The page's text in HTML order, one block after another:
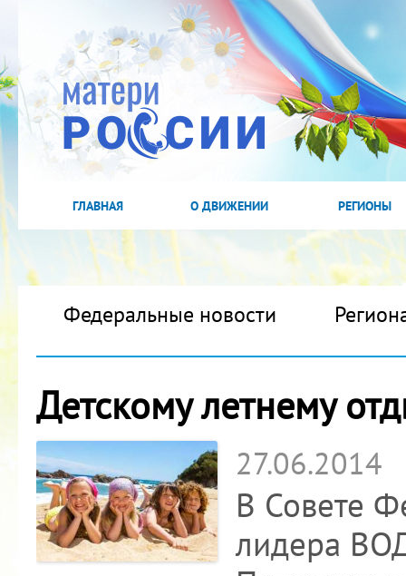
ГЛАВНАЯ О ДВИЖЕНИИ РЕГИОНЫ
Федеральные новости
Детскому летнему
27.06.2014
В Совете
лидера